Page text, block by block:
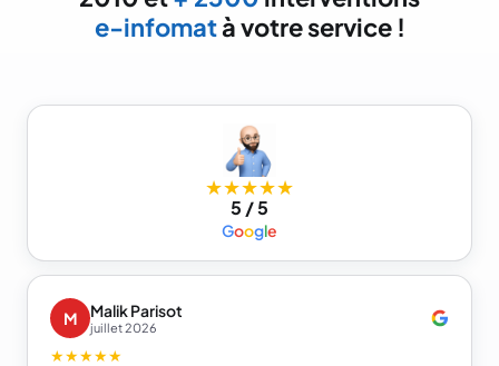
e-infomatà votre service !
★★★★★
5 / 5
Google
M Malik Parisot
juillet 2026
★★★★★